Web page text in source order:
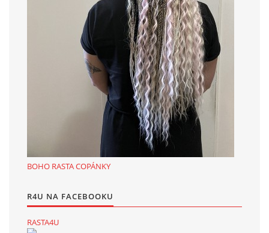
BOHO RASTA COPÁNKY
R4U NA FACEBOOKU
RASTA4U